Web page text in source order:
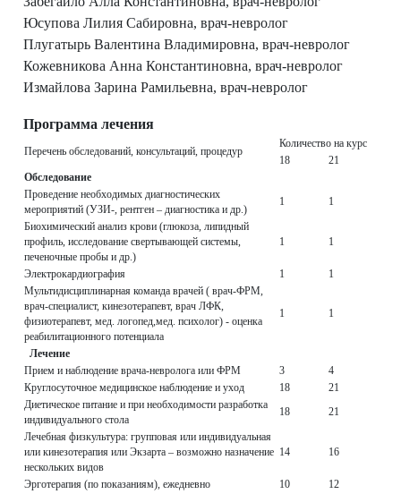
Юсупова Лилия Сабировна, врач-невролог
Плугатырь Валентина Владимировна, врач-невролог
Кожевникова Анна Константиновна, врач-невролог
Измайлова Зарина Рамильевна, врач-невролог
Программа лечения
Перечень обследований, консультаций, процедур
Количество на курс
18
21
Обследование
Проведение необходимых диагностических
мероприятий (УЗИ-, рентген – диагностика и др.)
1
1
Биохимический анализ крови (глюкоза, липидный
профиль, исследование свертывающей системы,
печеночные пробы и др.)
1 1
Электрокардиография 1
1
Мультидисциплинарная команда врачей ( врач-ФРМ,
врач-специалист, кинезотерапевт, врач ЛФК,
физиотерапевт, мед. логопед,мед. психолог) - оценка
реабилитационного потенциала
1 1
Лечение
Прием и наблюдение врача-невролога или ФРМ
3
4
Круглосуточное медицинское наблюдение и уход
18
21
Диетическое питание и при необходимости разработка
индивидуального стола
18
21
Лечебная физкультура: групповая или индивидуальная
или кинезотерапия или Экзарта – возможно назначение
нескольких видов
14 16
Эрготерапия (по показаниям), ежедневно 10
12